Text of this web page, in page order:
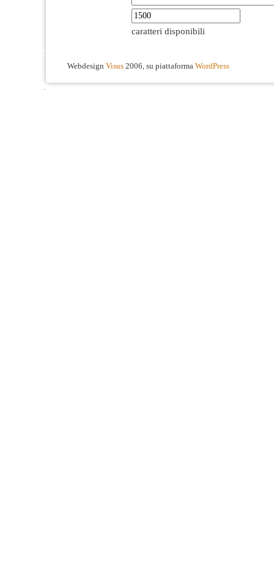
caratteri disponibili
Webdesign Visus 2006, su piattaforma WordPress